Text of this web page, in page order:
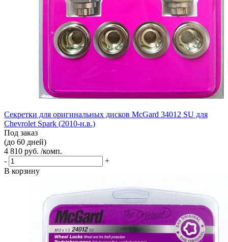
Секретки для оригинальных дисков McGard 34012 SU для
Chevrolet Spark (2010-н.в.)
Под заказ
(до 60 дней)
4 810 руб. /комп.
-
+
В корзину